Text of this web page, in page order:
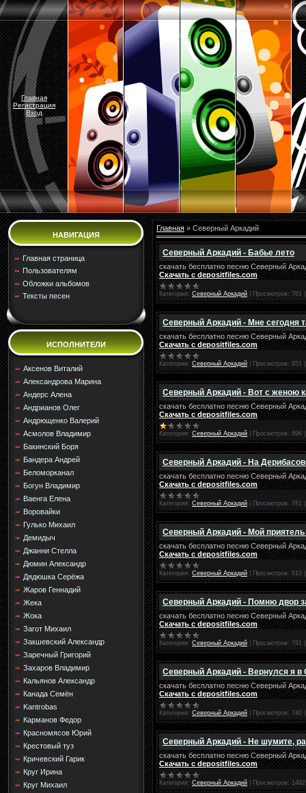
Главная
Регистрация
Вход
НАВИГАЦИЯ
Главная страница
Пользователям
Обложки альбомов
Тексты песен
ИСПОЛНИТЕЛИ
Аксенов Виталий
Александрова Марина
Андерс Алена
Андрианов Олег
Андрющенко Валерий
Асмолов Владимир
Бакинский Боря
Бандера Андрей
Беломорканал
Богун Владимир
Ваенга Елена
Воровайки
Гулько Михаил
Демидыч
Джанни Стелла
Дюмин Александр
Дядюшка Серёжа
Жаров Геннадий
Жека
Жока
Загот Михаил
Закшевский Александр
Заречный Григорий
Захаров Владимир
Кальянов Александр
Канада Семён
Kantrobas
Карманов Федор
Красномясов Юрий
Крестовый туз
Кричевский Гарик
Круг Ирина
Круг Михаил
Главная » Северный Аркадий
Северный Аркадий - Бабье лето
скачать бесплатно песню Северный
Скачать с depositfiles.com
Категория: Северный Аркадий Просмотров: 761
Северный Аркадий - Мне сегодня
скачать бесплатно песню Северный
Скачать с depositfiles.com
Категория: Северный Аркадий Просмотров: 851
Северный Аркадий - Вот с женою
скачать бесплатно песню Северный
Скачать с depositfiles.com
Категория: Северный Аркадий Просмотров: 896
Северный Аркадий - На
скачать бесплатно песню Северный
Скачать с depositfiles.com
Категория: Северный Аркадий Просмотров: 781
Северный Аркадий - Мой приятель
скачать бесплатно песню Северный
Скачать с depositfiles.com
Категория: Северный Аркадий Просмотров: 810
Северный Аркадий - Помню двор
скачать бесплатно песню Северный
Скачать с depositfiles.com
Категория: Северный Аркадий Просмотров: 791
Северный Аркадий - Вернулся я в
скачать бесплатно песню Северный
Скачать с depositfiles.com
Категория: Северный Аркадий Просмотров: 740
Северный Аркадий - Не шумите,
скачать бесплатно песню Северный
Скачать с depositfiles.com
Категория: Северный Аркадий Просмотров: 1492